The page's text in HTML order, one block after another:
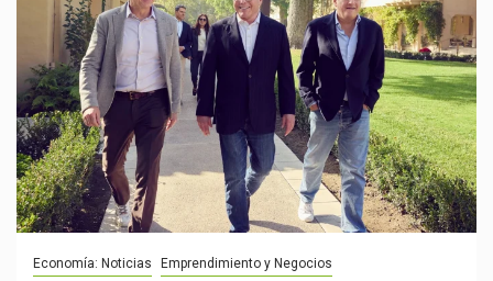
Economía: Noticias
Emprendimiento y Negocios